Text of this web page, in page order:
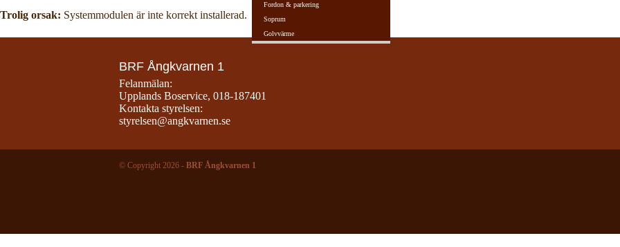
Fordon & parkering
Soprum
Golvvärme
Trolig orsak: Systemmodulen är inte korrekt installerad.
BRF Ångkvarnen 1
Felanmälan:
Upplands Boservice, 018-187401
Kontakta styrelsen:
styrelsen@angkvarnen.se
© Copyright 2026 - BRF Ångkvarnen 1